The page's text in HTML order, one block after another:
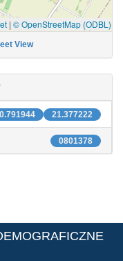
| © OpenStreetMap (ODBL)
View
21.377222
0801378